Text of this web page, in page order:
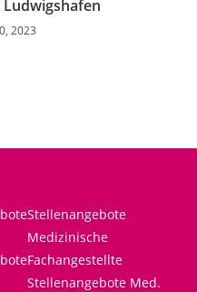
2023
Stellenangebote
Medizinische
Fachangestellte
Stellenangebote Med.